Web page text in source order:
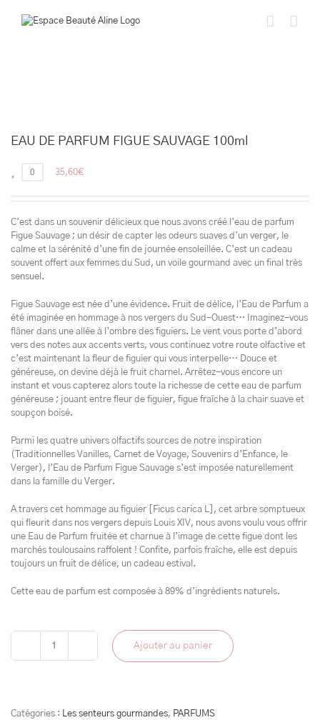
EAU DE PARFUM FIGUE SAUVAGE 100ml
0 35,60€
C’est dans un souvenir délicieux que nous avons créé l’eau de parfum
Figue Sauvage ; un désir de capter les odeurs suaves d’un verger, le
calme et la sérénité d’une fin de journée ensoleillée. C’est un cadeau
souvent offert aux femmes du Sud, un voile gourmand avec un final très
sensuel.
Figue Sauvage est née d’une évidence. Fruit de délice, l’Eau de Parfum a
été imaginée en hommage à nos vergers du Sud-Ouest… Imaginez-vous
flâner dans une allée à l’ombre des figuiers. Le vent vous porte d’abord
vers des notes aux accents verts, vous continuez votre route olfactive et
c’est maintenant la fleur de figuier qui vous interpelle… Douce et
généreuse, on devine déjà le fruit charnel. Arrêtez-vous encore un
instant et vous capterez alors toute la richesse de cette eau de parfum
généreuse ; jouant entre fleur de figuier, figue fraîche à la chair suave et
soupçon boisé.
Parmi les quatre univers olfactifs sources de notre inspiration
(Traditionnelles Vanilles, Carnet de Voyage, Souvenirs d’Enfance, le
Verger), l’Eau de Parfum Figue Sauvage s’est imposée naturellement
dans la famille du Verger.
A travers cet hommage au figuier [Ficus carica L], cet arbre somptueux
qui fleurit dans nos vergers depuis Louis XIV, nous avons voulu vous offrir
une Eau de Parfum fruitée et charnue à l’image de cette figue dont les
marchés toulousains raffolent ! Confite, parfois fraîche, elle est depuis
toujours un fruit de délice, un cadeau estival.
Cette eau de parfum est composée à 89% d’ingrédients naturels.
quantité
FIGUE
Ajouter au panier
Catégories : Les senteurs gourmandes, PARFUMS